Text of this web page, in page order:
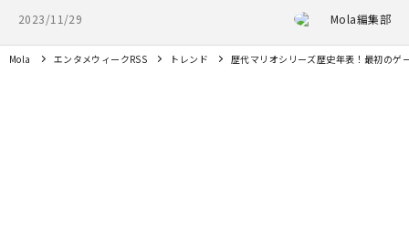
2023/11/29
Mola編集部
Mola エンタメウィークRSS トレンド 歴代マリオシリーズ歴史年表！最初のゲ